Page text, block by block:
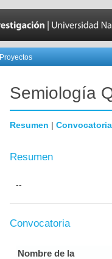
Proyectos
Semiología
Resumen | Convocatoria
Resumen
--
Convocatoria
Nombre de la